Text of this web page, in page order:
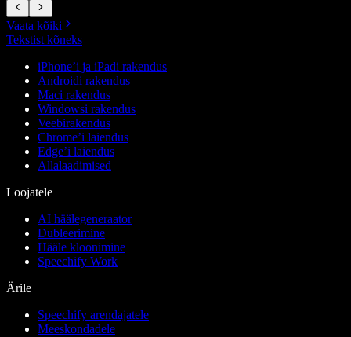
Vaata kõiki
Tekstist kõneks
iPhone’i ja iPadi rakendus
Androidi rakendus
Maci rakendus
Windowsi rakendus
Veebirakendus
Chrome’i laiendus
Edge’i laiendus
Allalaadimised
Loojatele
AI häälegeneraator
Dubleerimine
Hääle kloonimine
Speechify Work
Ärile
Speechify arendajatele
Meeskondadele